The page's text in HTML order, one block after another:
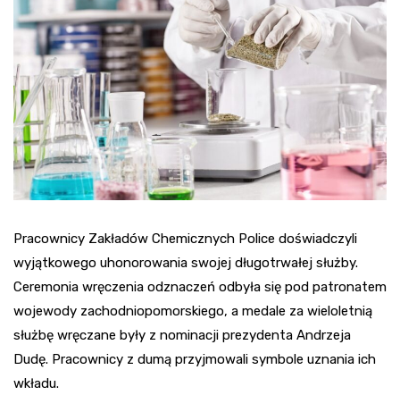
Pracownicy Zakładów Chemicznych Police doświadczyli
wyjątkowego uhonorowania swojej długotrwałej służby.
Ceremonia wręczenia odznaczeń odbyła się pod patronatem
wojewody zachodniopomorskiego, a medale za wieloletnią
służbę wręczane były z nominacji prezydenta Andrzeja
Dudę. Pracownicy z dumą przyjmowali symbole uznania ich
wkładu.